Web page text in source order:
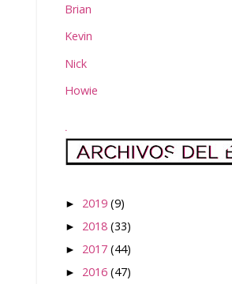
Brian
Kevin
Nick
Howie
.
► 2019 (9)
► 2018 (33)
► 2017 (44)
► 2016 (47)